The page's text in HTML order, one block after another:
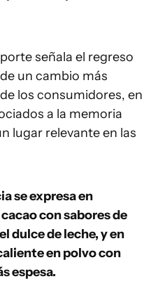
señala el regreso
un cambio más
los consumidores, en
a la memoria
lugar relevante en las
se expresa en
con sabores de
dulce de leche, y en
en polvo con
espesa.